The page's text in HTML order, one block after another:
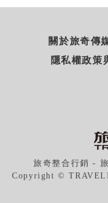
關於旅奇傳
隱私權政策
旅奇整合行銷 -
Copyright ©